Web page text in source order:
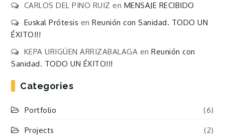
CARLOS DEL PINO RUIZ en MENSAJE RECIBIDO
Euskal Prótesis enReunión con Sanidad. TODO UN
ÉXITO!!!
KEPA URIGÜEN ARRIZABALAGA enReunión con
Sanidad. TODO UN ÉXITO!!!
Categories
Portfolio (6)
Projects (2)